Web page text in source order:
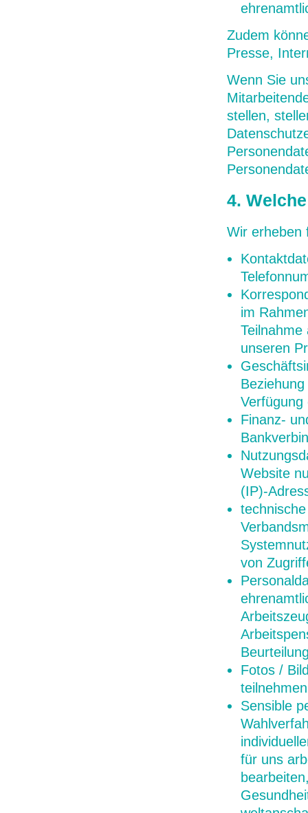
Zudem
Presse,
Wenn Sie
stellen,
4.
Wir erheben
im
unseren
Verfügung
Finanz-
Website
(IP)-
von
Fotos /
Sensible
für uns